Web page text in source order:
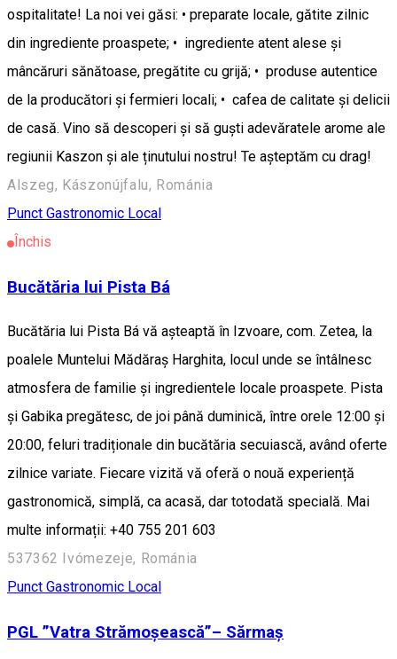
ospitalitate! La noi vei găsi: • preparate locale, gătite zilnic
din ingrediente proaspete; • ingrediente atent alese și
mâncăruri sănătoase, pregătite cu grijă; • produse autentice
de la producători și fermieri locali; • cafea de calitate și delicii
de casă. Vino să descoperi și să guști adevăratele arome ale
regiunii Kaszon și ale ținutului nostru! Te așteptăm cu drag!
Alszeg, Kászonújfalu, Románia
Punct Gastronomic Local
Închis
Bucătăria lui Pista Bá
Bucătăria lui Pista Bá vă așteaptă în Izvoare, com. Zetea, la
poalele Muntelui Mădăraș Harghita, locul unde se întâlnesc
atmosfera de familie și ingredientele locale proaspete. Pista
și Gabika pregătesc, de joi până duminică, între orele 12:00 și
20:00, feluri tradiționale din bucătăria secuiască, având oferte
zilnice variate. Fiecare vizită vă oferă o nouă experiență
gastronomică, simplă, ca acasă, dar totodată specială. Mai
multe informații: +40 755 201 603
537362 Ivómezeje, Románia
Punct Gastronomic Local
PGL ”Vatra Strămoșească”– Sărmaș